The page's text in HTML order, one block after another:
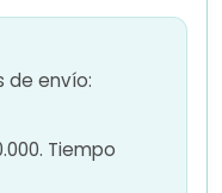
de envío:
Tiempo